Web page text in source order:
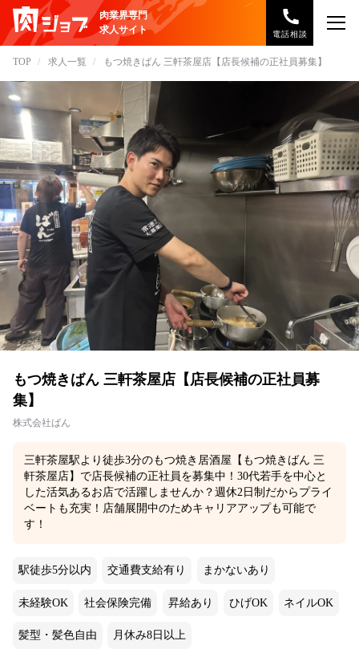
肉業界専門
求人サイト
電話相談
TOP 求人一覧 もつ焼きばん 三軒茶屋店【店長候補の正社員募集】
もつ焼きばん 三軒茶屋店【店長候補の正社員募
集】
株式会社ばん
三軒茶屋駅より徒歩3分のもつ焼き居酒屋【もつ焼きばん 三
軒茶屋店】で店長候補の正社員を募集中！30代若手を中心と
した活気あるお店で活躍しませんか？週休2日制だからプライ
ベートも充実！店舗展開中のためキャリアアップも可能で
す！
駅徒歩5分以内 交通費支給有り まかないあり
未経験OK 社会保険完備 昇給あり ひげOK ネイルOK
髪型・髪色自由 月休み8日以上